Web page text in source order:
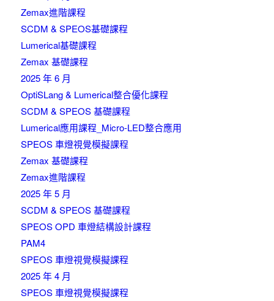
Zemax進階課程
SCDM & SPEOS基礎課程
Lumerical基礎課程
Zemax 基礎課程
2025 年 6 月
OptiSLang & Lumerical整合優化課程
SCDM & SPEOS 基礎課程
Lumerical應用課程_Micro-LED整合應用
SPEOS 車燈視覺模擬課程
Zemax 基礎課程
Zemax進階課程
2025 年 5 月
SCDM & SPEOS 基礎課程
SPEOS OPD 車燈結構設計課程
PAM4
SPEOS 車燈視覺模擬課程
2025 年 4 月
SPEOS 車燈視覺模擬課程